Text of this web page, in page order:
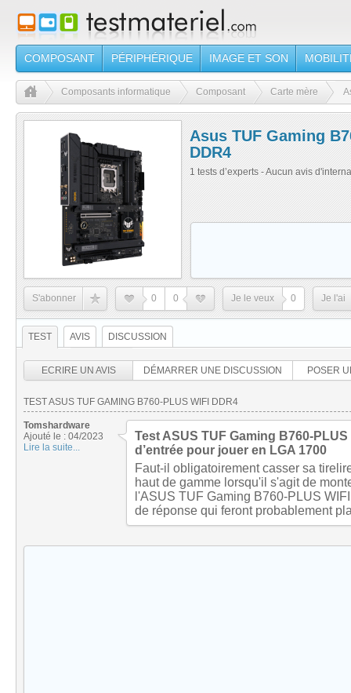
COMPOSANT PÉRIPHÉRIQUE IMAGE ET SON
Composants informatique Composant Carte mère
Asus TUF Gaming
DDR4
1 tests d’experts - Aucun avis
S'abonner 0 0 Je le veux 0 Je l'ai
TEST AVIS DISCUSSION
ECRIRE UN AVIS DÉMARRER UNE DISCUSSION POSER
TEST ASUS TUF GAMING B760-PLUS WIFI DDR4
Tomshardware
Ajouté le : 04/2023
Lire la suite...
Test ASUS TUF Gaming B760-
d’entrée pour jouer en LGA 1700
Faut-il obligatoirement casser sa
haut de gamme lorsqu'il s'agit de
l'ASUS TUF Gaming B760-PLUS
de réponse qui feront probablement